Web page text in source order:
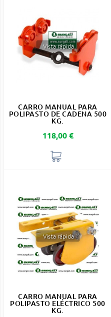
Vista rápida
CARRO MANUAL PARA
POLIPASTO DE CADENA 500
KG.
Precio
118,00 €
Vista rápida
CARRO MANUAL PARA
POLIPASTO ELÉCTRICO 500
KG.